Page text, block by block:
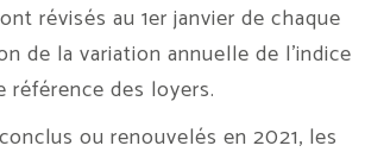
révisés au 1er janvier de chaque
de la variation annuelle de l’indice
référence des loyers.
ou renouvelés en 2021, les